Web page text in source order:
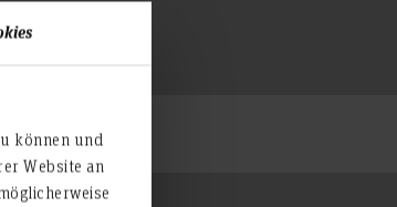
können und
Website an